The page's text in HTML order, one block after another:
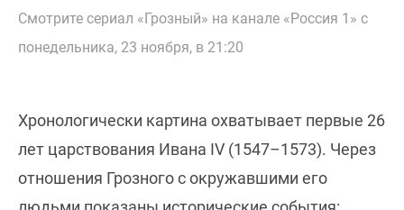
Смотрите сериал «Грозный» на канале «Россия 1» с
понедельника, 23 ноября, в 21:20
Хронологически картина охватывает первые 26
лет царствования Ивана IV (1547–1573). Через
отношения Грозного с окружавшими его